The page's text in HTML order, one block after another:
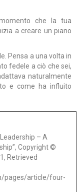
che la tua
a creare un piano
Pensa a una volta in
fedele a ciò che sei,
naturalmente
e come ha influito
– A
Copyright ©
Retrieved
pages/article/four-